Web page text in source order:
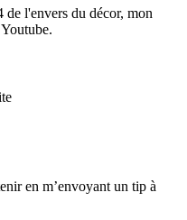
l'envers du décor, mon
en m’envoyant un tip à